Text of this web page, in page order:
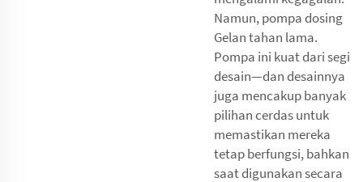
Namun, pompa dosing
Gelan tahan lama.
Pompa ini kuat dari segi
desain—dan desainnya
juga mencakup banyak
pilihan cerdas untuk
memastikan mereka
tetap berfungsi, bahkan
saat digunakan secara